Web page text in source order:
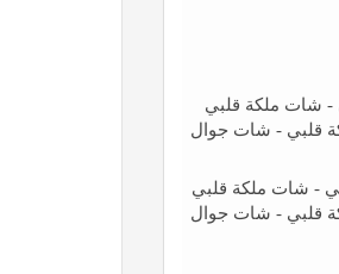
- شات ملكة قلبي
قلبي - شات جوال
- شات ملكة قلبي
قلبي - شات جوال